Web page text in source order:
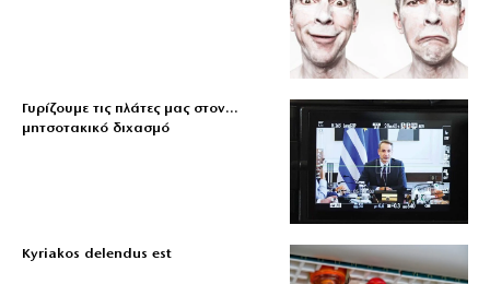
Γυρίζουμε τις πλάτες μας στον…
μητσοτακικό διχασμό
Kyriakos delendus est